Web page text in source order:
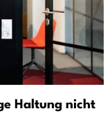
Haltung nicht